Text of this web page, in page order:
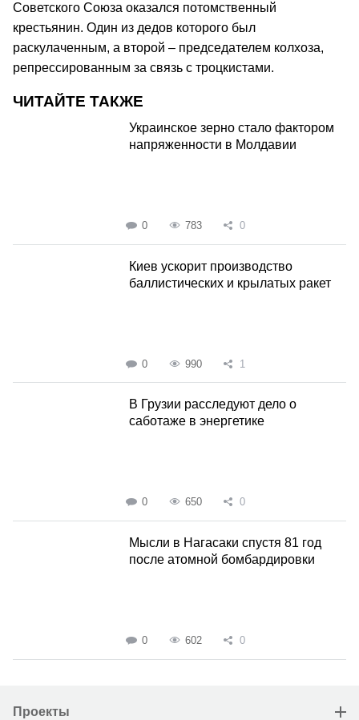
Советского Союза оказался потомственный
крестьянин. Один из дедов которого был
раскулаченным, а второй – председателем колхоза,
репрессированным за связь с троцкистами.
ЧИТАЙТЕ ТАКЖЕ
Украинское зерно стало фактором
напряженности в Молдавии
0 783 0
Киев ускорит производство
баллистических и крылатых ракет
0 990 1
В Грузии расследуют дело о
саботаже в энергетике
0 650 0
Мысли в Нагасаки спустя 81 год
после атомной бомбардировки
0 602 0
Проекты